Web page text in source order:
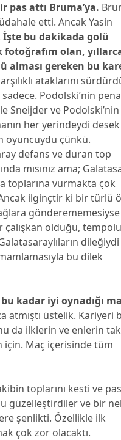
pas attı Bruma’ya.
etti. Ancak Yasin
İşte bu dakikada golü
olan,
alması gereken bu
ataklarını
Podolski’nin
Sneijder ve
her yerindeydi desek
oyuncuydu çünkü.
defans ve duran top
mısınız ama;
toplarına vurmakta çok
ilginçtir ki bir türlü
ağlara gönderememesiyse
çalışkan olduğu, tempolu
dileğiydi
bu dilek
kadar iyi oynadığı
atmıştı üstelik. Kariyeri
da ilklerin ve enlerin
için. Maç içerisinde tüm
toplarını kesti ve
güzelleştirdiler ve bir
şenlikti. Özellikle ilk
çok zor olacaktı.